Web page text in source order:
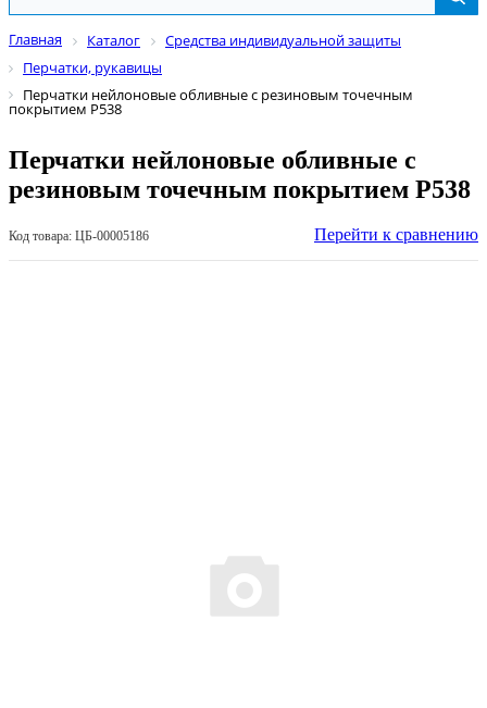
Главная Каталог
Средства индивидуальной защиты
Перчатки, рукавицы
Перчатки нейлоновые обливные с резиновым точечным
покрытием Р538
Перчатки нейлоновые обливные с
резиновым точечным покрытием Р538
Код товара: ЦБ-00005186 Перейти к сравнению